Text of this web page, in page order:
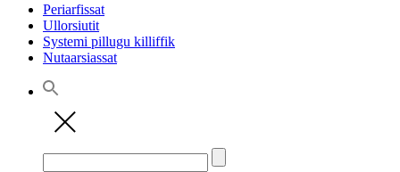
Periarfissat
Ullorsiutit
Systemi pillugu killiffik
Nutaarsiassat